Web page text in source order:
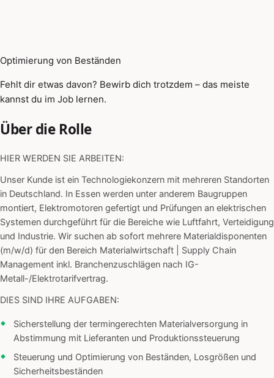
Optimierung von Beständen
Fehlt dir etwas davon? Bewirb dich trotzdem – das meiste
kannst du im Job lernen.
Über die Rolle
HIER WERDEN SIE ARBEITEN:
Unser Kunde ist ein Technologiekonzern mit mehreren Standorten
in Deutschland. In Essen werden unter anderem Baugruppen
montiert, Elektromotoren gefertigt und Prüfungen an elektrischen
Systemen durchgeführt für die Bereiche wie Luftfahrt, Verteidigung
und Industrie. Wir suchen ab sofort mehrere Materialdisponenten
(m/w/d) für den Bereich Materialwirtschaft | Supply Chain
Management inkl. Branchenzuschlägen nach IG-
Metall-/Elektrotarifvertrag.
DIES SIND IHRE AUFGABEN:
Sicherstellung der termingerechten Materialversorgung in
Abstimmung mit Lieferanten und Produktionssteuerung
Steuerung und Optimierung von Beständen, Losgrößen und
Sicherheitsbeständen